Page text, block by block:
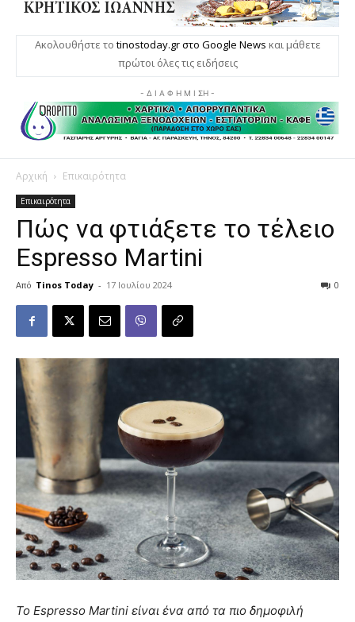
Ακολουθήστε το tinostoday.gr στο Google News και μάθετε
πρώτοι όλες τις ειδήσεις
- Δ Ι Α Φ Η Μ Ι ΣΗ -